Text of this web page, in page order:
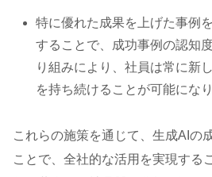
特に優れた成果を上げた事例
することで、成功事例の認知
り組みにより、社員は常に新
を持ち続けることが可能になり
これらの施策を通じて、生成AIの
ことで、全社的な活用を実現する